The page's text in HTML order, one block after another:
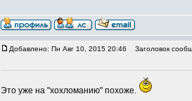
Добавлено: Пн Авг 10, 2015 20:46 Заголовок
Это уже на "хохломанию" похоже.